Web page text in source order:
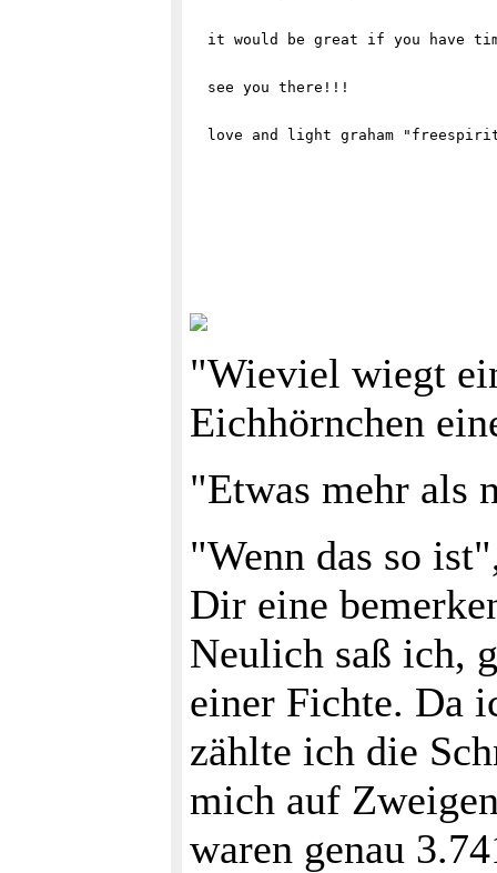
"Wieviel wiegt
Eichhörnchen
"Etwas mehr als
"Wenn das so
Dir eine
Neulich saß ich,
einer Fichte. Da
zählte ich die
mich auf
waren genau